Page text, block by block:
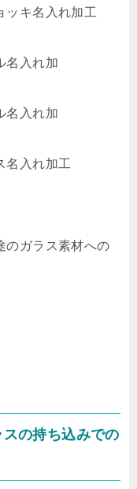
名入れ加工
入れ加
入れ加
ス名入れ加工
のガラス素材への
の持ち込みでの